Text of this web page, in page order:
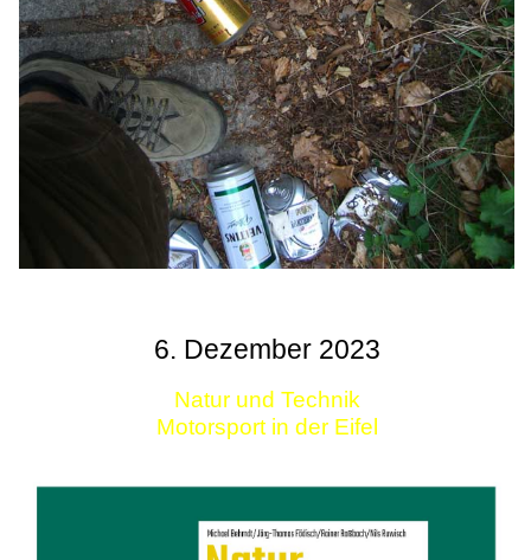
6. Dezember 2023
Natur und Technik
Motorsport in der Eifel